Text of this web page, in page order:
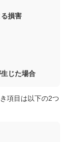
損害
じた場合
項目は以下の2つ